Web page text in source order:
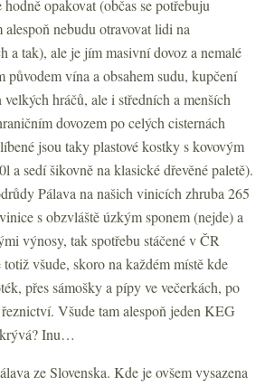
opakovat (občas se potřebuju
nebudu otravovat lidi na
a tak), ale je jím masivní dovoz a nemalé
původem vína a obsahem sudu, kupčení
hráčů, ale i středních a menších
dovozem po celých cisternách
jsou taky plastové kostky s kovovým
a sedí šikovně na klasické dřevěné paletě).
Pálava na našich vinicích zhruba 265
s obzvláště úzkým sponem (nejde) a
výnosy, tak spotřebu stáčené v ČR
všude, skoro na každém místě kde
přes sámošky a pípy ve večerkách, po
Všude tam alespoň jeden KEG
Inu…
ze Slovenska. Kde je ovšem vysazena